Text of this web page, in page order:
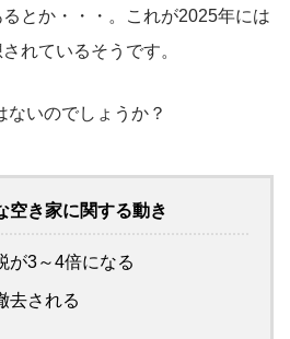
とか・・・。これが2025年には
れているそうです。
ないのでしょうか？
空き家に関する動き
が3～4倍になる
去される